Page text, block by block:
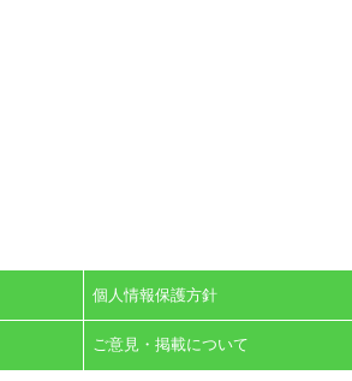
個人情報保護方針
ご意見・掲載について